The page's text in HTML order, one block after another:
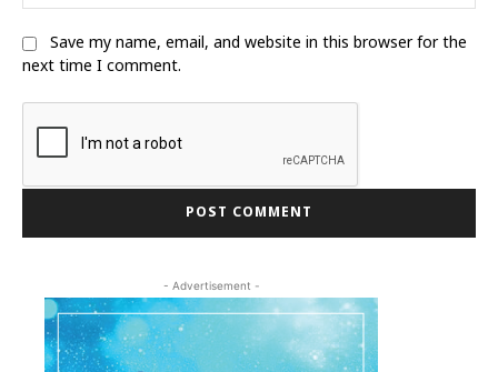
Save my name, email, and website in this browser for the
next time I comment.
- Advertisement -